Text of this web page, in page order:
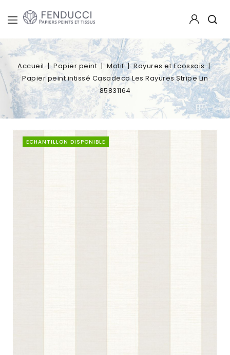
Accueil Papier peint Motif
Rayures et Ecossais
Papier peint intissé Casadeco Les Rayures Stripe Lin
85831164
ECHANTILLON DISPONIBLE